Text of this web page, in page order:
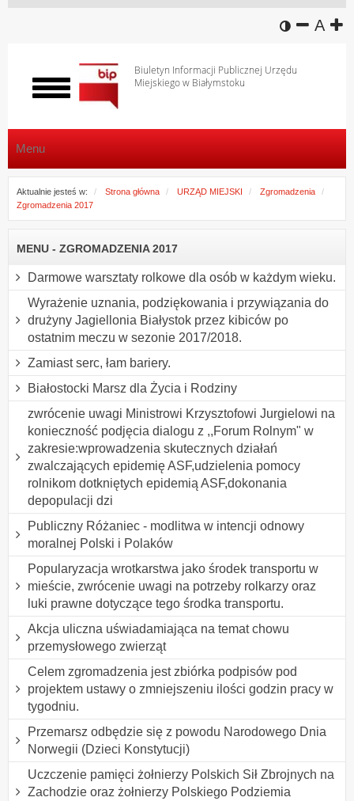
wersja
A
Biuletyn Informacji Publicznej Urzędu
Miejskiego w Białymstoku
Włącz
menu
Menu
Aktualnie jesteś w: Strona główna URZĄD MIEJSKI
Zgromadzenia
Zgromadzenia 2017
MENU - ZGROMADZENIA 2017
Darmowe warsztaty rolkowe dla osób w każdym wieku.
Wyrażenie uznania, podziękowania i przywiązania do
drużyny Jagiellonia Białystok przez kibiców po
ostatnim meczu w sezonie 2017/2018.
Zamiast serc, łam bariery.
Białostocki Marsz dla Życia i Rodziny
zwrócenie uwagi Ministrowi Krzysztofowi Jurgielowi na
konieczność podjęcia dialogu z ,,Forum Rolnym" w
zakresie:wprowadzenia skutecznych działań
zwalczających epidemię ASF,udzielenia pomocy
rolnikom dotkniętych epidemią ASF,dokonania
depopulacji dzi
Publiczny Różaniec - modlitwa w intencji odnowy
moralnej Polski i Polaków
Popularyzacja wrotkarstwa jako środek transportu w
mieście, zwrócenie uwagi na potrzeby rolkarzy oraz
luki prawne dotyczące tego środka transportu.
Akcja uliczna uświadamiająca na temat chowu
przemysłowego zwierząt
Celem zgromadzenia jest zbiórka podpisów pod
projektem ustawy o zmniejszeniu ilości godzin pracy w
tygodniu.
Przemarsz odbędzie się z powodu Narodowego Dnia
Norwegii (Dzieci Konstytucji)
Uczczenie pamięci żołnierzy Polskich Sił Zbrojnych na
Zachodzie oraz żołnierzy Polskiego Podziemia